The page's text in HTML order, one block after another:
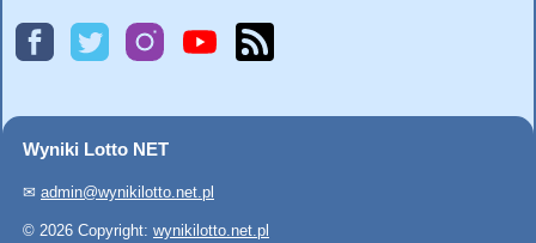
Wyniki Lotto NET
✉ admin@wynikilotto.net.pl
© 2026 Copyright: wynikilotto.net.pl